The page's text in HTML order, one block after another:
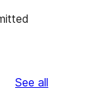
See all